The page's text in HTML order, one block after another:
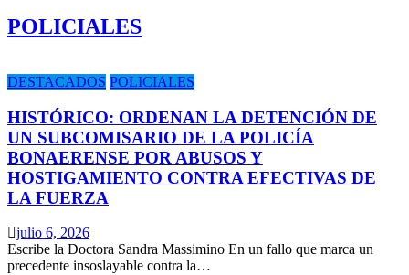
POLICIALES
DESTACADOS POLICIALES
HISTÓRICO: ORDENAN LA DETENCIÓN DE
UN SUBCOMISARIO DE LA POLICÍA
BONAERENSE POR ABUSOS Y
HOSTIGAMIENTO CONTRA EFECTIVAS DE
LA FUERZA
julio 6, 2026
Escribe la Doctora Sandra Massimino En un fallo que marca un
precedente insoslayable contra la…